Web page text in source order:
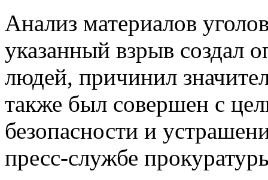
Анализ материалов
указанный взрыв создал
людей, причинил
также был совершен с
безопасности и
пресс-службе